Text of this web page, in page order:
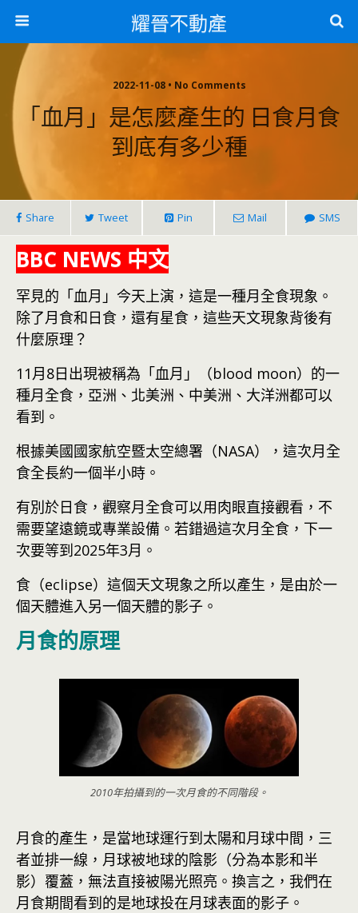
耀晉不動產
2022-11-08 • No Comments
「血月」是怎麼產生的 日食月食
到底有多少種
Share Tweet Pin Mail SMS
BBC NEWS 中文
罕見的「血月」今天上演，這是一種月全食現象。
除了月食和日食，還有星食，這些天文現象背後有
什麼原理？
11月8日出現被稱為「血月」（blood moon）的一
種月全食，亞洲、北美洲、中美洲、大洋洲都可以
看到。
根據美國國家航空暨太空總署（NASA），這次月全
食全長約一個半小時。
有別於日食，觀察月全食可以用肉眼直接觀看，不
需要望遠鏡或專業設備。若錯過這次月全食，下一
次要等到2025年3月。
食（eclipse）這個天文現象之所以產生，是由於一
個天體進入另一個天體的影子。
月食的原理
2010年拍攝到的一次月食的不同階段。
月食的產生，是當地球運行到太陽和月球中間，三
者並排一線，月球被地球的陰影（分為本影和半
影）覆蓋，無法直接被陽光照亮。換言之，我們在
月食期間看到的是地球投在月球表面的影子。